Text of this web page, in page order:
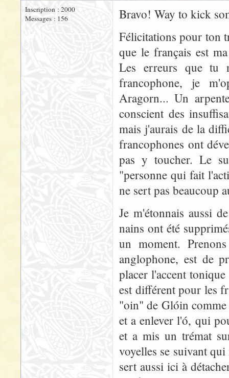
Inscription : 2000
Messages : 156
Bravo! Way to kick
Félicitations pour ton
que le français est
Les erreurs que tu
francophone, je
Aragorn... Un
conscient des
mais j'aurais de la
francophones ont
pas y toucher. Le
"personne qui fait
ne sert pas beaucoup
Je m'étonnais aussi
nains ont été
un moment.
anglophone, est de
placer l'accent
est différent pour les
"oin" de Glóin comme
et a enlever l'ó, qui
et a mis un trémat
voyelles se suivant
sert aussi ici à